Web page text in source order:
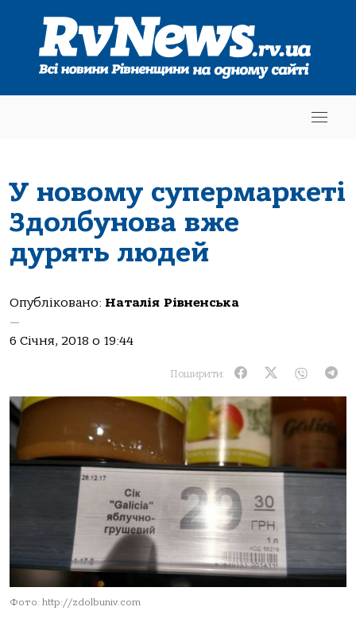
У новому супермаркеті
Здолбунова вже
дурять людей
Опубліковано: Наталія Рівненська
—
6 Січня, 2018 о 19:44
Поширити:
Фото: http://zdolbuniv.com